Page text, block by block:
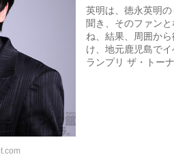
英明は、徳永英明
聞き、そのファン
ね、結果、周囲か
け、地元鹿児島で
ランプリ ザ・トー